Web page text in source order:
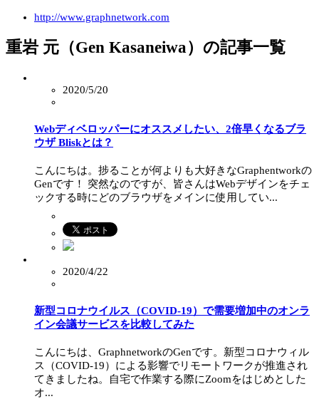
http://www.graphnetwork.com
重岩 元（Gen Kasaneiwa）の記事一覧
2020/5/20
Webディベロッパーにオススメしたい、2倍早くなるブラ
ウザ Bliskとは？
こんにちは。捗ることが何よりも大好きなGraphentworkの
Genです！ 突然なのですが、皆さんはWebデザインをチェ
ックする時にどのブラウザをメインに使用してい...
2020/4/22
新型コロナウイルス（COVID-19）で需要増加中のオンラ
イン会議サービスを比較してみた
こんにちは、GraphnetworkのGenです。新型コロナウィル
ス（COVID-19）による影響でリモートワークが推進され
てきましたね。自宅で作業する際にZoomをはじめとした
オ...